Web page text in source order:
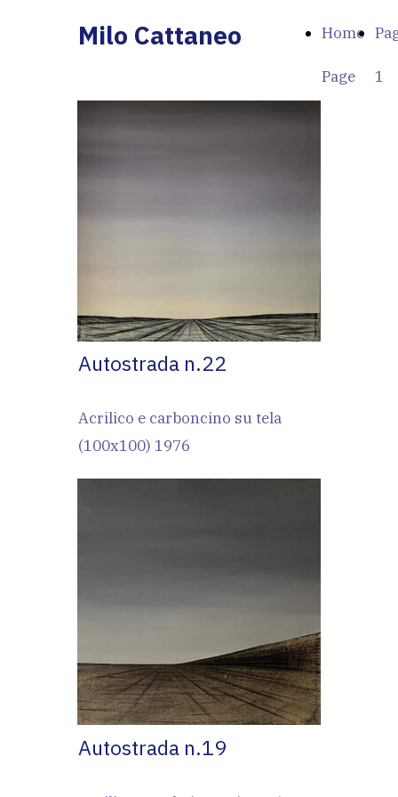
Home
Page 1
Milo Cattaneo
Autostrada n.22
Autostrada n.19
Acrilico e carboncino su tela
(100x100) 1976